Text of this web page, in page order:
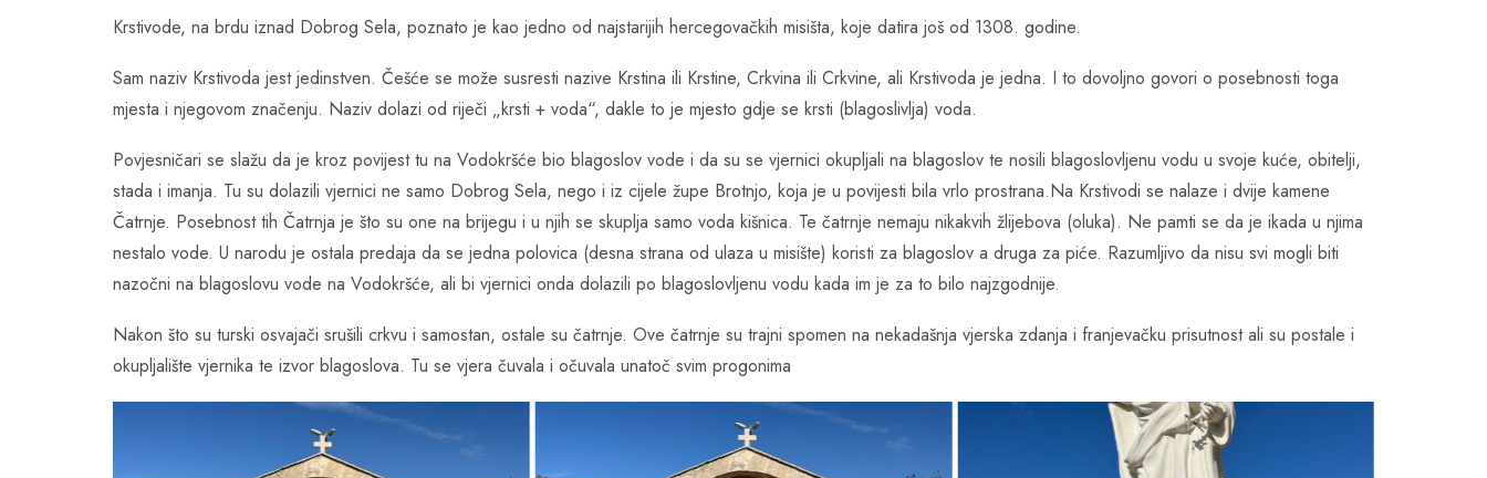
Krstivode, na brdu iznad Dobrog Sela, poznato je kao jedno od najstarijih hercegovačkih misišta, koje datira još od 1308. godine.
Sam naziv Krstivoda jest jedinstven. Češće se može susresti nazive Krstina ili Krstine, Crkvina ili Crkvine, ali Krstivoda je jedna. I to dovoljno govori o posebnosti toga
mjesta i njegovom značenju. Naziv dolazi od riječi „krsti + voda“, dakle to je mjesto gdje se krsti (blagoslivlja) voda.
Povjesničari se slažu da je kroz povijest tu na Vodokršće bio blagoslov vode i da su se vjernici okupljali na blagoslov te nosili blagoslovljenu vodu u svoje kuće, obitelji,
stada i imanja. Tu su dolazili vjernici ne samo Dobrog Sela, nego i iz cijele župe Brotnjo, koja je u povijesti bila vrlo prostrana.Na Krstivodi se nalaze i dvije kamene
Čatrnje. Posebnost tih Čatrnja je što su one na brijegu i u njih se skuplja samo voda kišnica. Te čatrnje nemaju nikakvih žlijebova (oluka). Ne pamti se da je ikada u njima
nestalo vode. U narodu je ostala predaja da se jedna polovica (desna strana od ulaza u misište) koristi za blagoslov a druga za piće. Razumljivo da nisu svi mogli biti
nazočni na blagoslovu vode na Vodokršće, ali bi vjernici onda dolazili po blagoslovljenu vodu kada im je za to bilo najzgodnije.
Nakon što su turski osvajači srušili crkvu i samostan, ostale su čatrnje. Ove čatrnje su trajni spomen na nekadašnja vjerska zdanja i franjevačku prisutnost ali su postale i
okupljalište vjernika te izvor blagoslova. Tu se vjera čuvala i očuvala unatoč svim progonima